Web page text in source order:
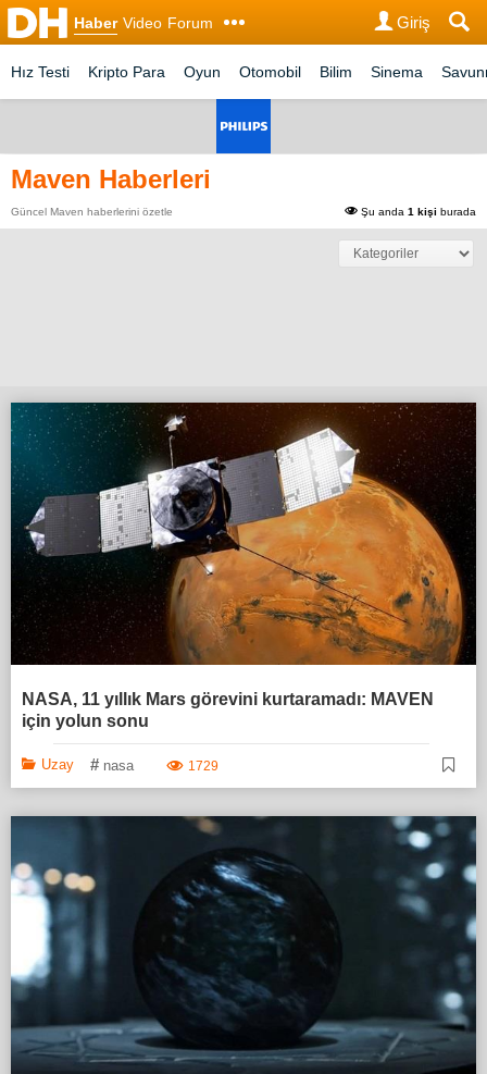
Haber Video Forum Giriş
Hız Testi Kripto Para Oyun Otomobil Bilim Sinema
Maven Haberleri
Güncel Maven haberlerini özetle Şu anda 1 kişi burada
NASA, 11 yıllık Mars görevini kurtaramadı: MAVEN
için yolun sonu
Uzay # nasa 1729